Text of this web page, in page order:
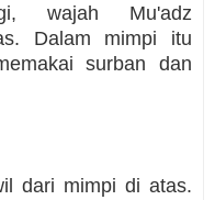
wajah Mu'adz
Dalam mimpi itu
surban dan
dari mimpi di atas.